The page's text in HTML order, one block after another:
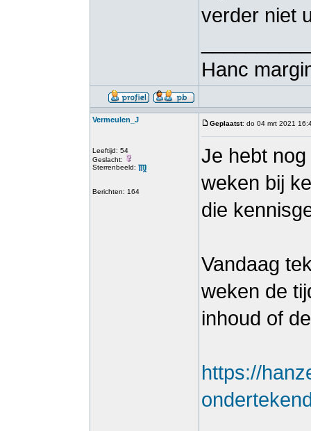
verder niet
Hanc
Vermeulen_J
Leeftijd: 54
Geslacht:
Sterrenbeeld:
Berichten: 164
Geplaatst: do 04 mrt 2021
Je hebt
weken bij
die
Vandaag
weken de
inhoud of
https://